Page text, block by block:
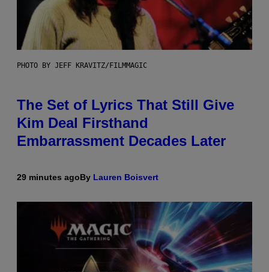
PHOTO BY JEFF KRAVITZ/FILMMAGIC
The Set of Lyrics That Still Give
Kim Deal Firsthand
Embarrassment Decades Later
29 minutes agoBy Lauren Boisvert